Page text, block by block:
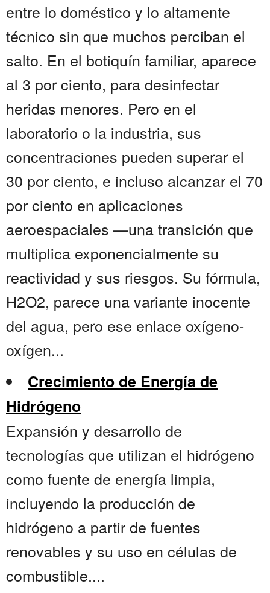
entre lo doméstico y lo altamente
técnico sin que muchos perciban el
salto. En el botiquín familiar, aparece
al 3 por ciento, para desinfectar
heridas menores. Pero en el
laboratorio o la industria, sus
concentraciones pueden superar el
30 por ciento, e incluso alcanzar el 70
por ciento en aplicaciones
aeroespaciales —una transición que
multiplica exponencialmente su
reactividad y sus riesgos. Su fórmula,
H2O2, parece una variante inocente
del agua, pero ese enlace oxígeno-
oxígen...
Crecimiento de Energía de
Hidrógeno
Expansión y desarrollo de
tecnologías que utilizan el hidrógeno
como fuente de energía limpia,
incluyendo la producción de
hidrógeno a partir de fuentes
renovables y su uso en células de
combustible....